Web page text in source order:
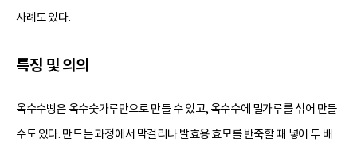
사례도 있다.
특징 및 의의
옥수수빵은 옥수숫가루만으로 만들 수 있고, 옥수수에 밀가루를 섞어 만들
수도 있다. 만드는 과정에서 막걸리나 발효용 효모를 반죽할 때 넣어 두 배